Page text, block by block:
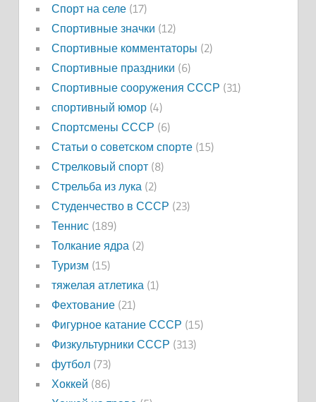
Спорт на селе(17)
Спортивные значки (12)
Спортивные комментаторы (2)
Спортивные праздники (6)
Спортивные сооружения СССР (31)
спортивный юмор(4)
Спортсмены СССР (6)
Статьи о советском спорте(15)
Стрелковый спорт(8)
Стрельба из лука (2)
Студенчество в СССР (23)
Теннис(189)
Толкание ядра (2)
Туризм (15)
тяжелая атлетика (1)
Фехтование(21)
Фигурное катание СССР (15)
Физкультурники СССР (313)
футбол(73)
Хоккей (86)